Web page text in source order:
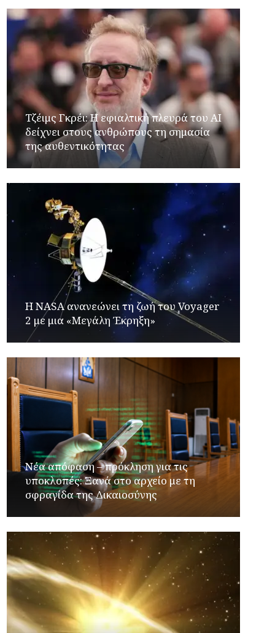
Τζέιμς Γκρέι: H εφιαλτική πλευρά του ΑI
δείχνει στους ανθρώπους τη σημασία
της αυθεντικότητας
H NASA ανανεώνει τη ζωή του Voyager
2 με μια «Μεγάλη Έκρηξη»
Νέα απόφαση – πρόκληση για τις
υποκλοπές: Ξανά στο αρχείο με τη
σφραγίδα της Δικαιοσύνης